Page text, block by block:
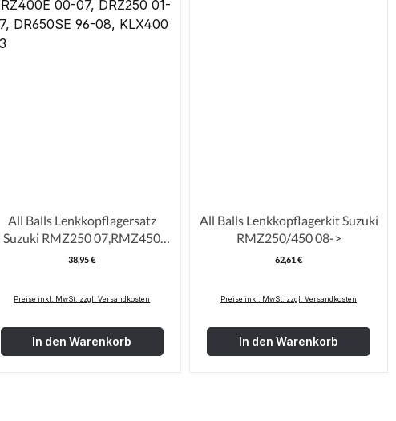
All Balls Lenkkopflagersatz
Suzuki RMZ250 07,RMZ450
05,RM 125/250 93-04,
Regulärer Preis:
38,95 €
Preise inkl. MwSt. zzgl. Versandkosten
In den Warenkorb
All Balls Lenkkopflagerkit Suzuki
RMZ250/450 08->
Regulärer
62,61 €
Preise inkl. MwSt. zzgl. Versandkosten
In den Warenkorb